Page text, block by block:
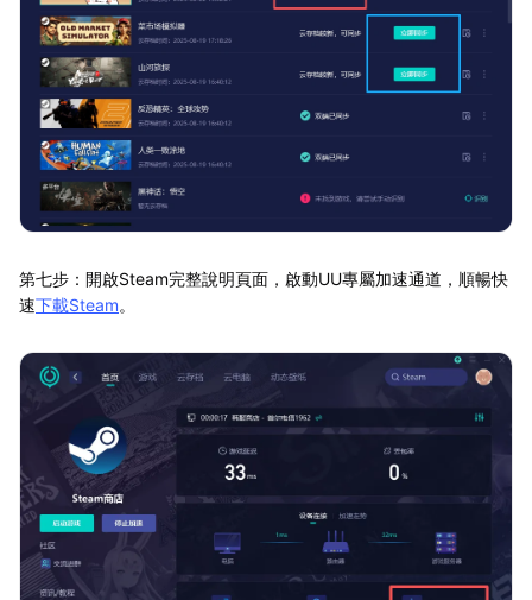
第七步：開啟Steam完整說明頁面，啟動UU專屬加速通道，順暢快
速下載Steam。